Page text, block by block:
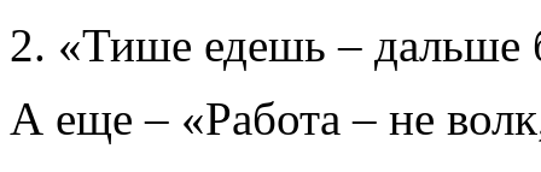
2. «Тише едешь – дальше
А еще – «Работа – не